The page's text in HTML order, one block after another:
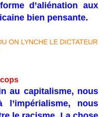
d’aliénation aux
bien pensante.
au capitalisme, nous
nous